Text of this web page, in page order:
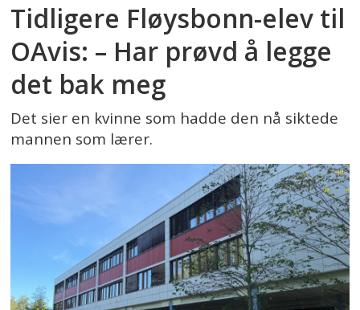
Tidligere Fløysbonn-elev til
OAvis: – Har prøvd å legge
det bak meg
Det sier en kvinne som hadde den nå siktede
mannen som lærer.